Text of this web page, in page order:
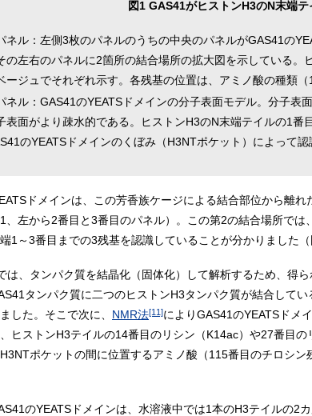
図1 GAS41がヒストンH3のN末端
ネル：左側3枚のパネルのうちの中央のパネルがGAS41の
の左右のパネルに2箇所の結合場所の拡大図を示している
ージュでそれぞれ示す。各残基の位置は、アミノ酸の種類
ネル：GAS41のYEATSドメインの分子表面モデル。分子表
表面がより疎水的である。ヒストンH3のN末端テイルの1
のYEATSドメインのくぼみ（H3NTポケット）によって認
ドメインは、この芳香族ケージによる結合部位から離
、左から2番目と3番目のパネル）。この第2の結合場所で
1～3番目までの3残基を認識していることが分かりました（
は、タンパク質を結晶化（固体化）して解析するため、得
タンパク質に二つのヒストンH3タンパク質が結合して
した。そこで次に、 NMR法[11]によりGAS41のYEATSドメ
ヒストンH3テイルの14番目のリシン（K14ac）や27番目
ポケットの間に位置するアミノ酸（115番目のチロシ
のYEATSドメインは、水溶液中では1本のH3テイルの